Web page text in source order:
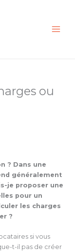
ou
? Dans une
généralement
je proposer une
pour un
les charges
?
si vous
t-il pas de créer